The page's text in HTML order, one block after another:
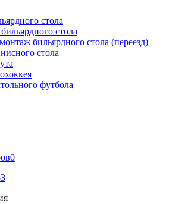
стола
стола
бильярдного стола (переезд)
стола
футбола
0